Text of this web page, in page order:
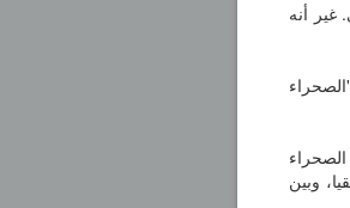
غير أنه
وبين